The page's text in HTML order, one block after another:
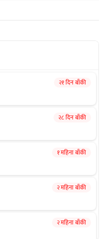
२१ दिन बाँकी
२८ दिन बाँकी
१ महिना बाँकी
२ महिना बाँकी
२ महिना बाँकी